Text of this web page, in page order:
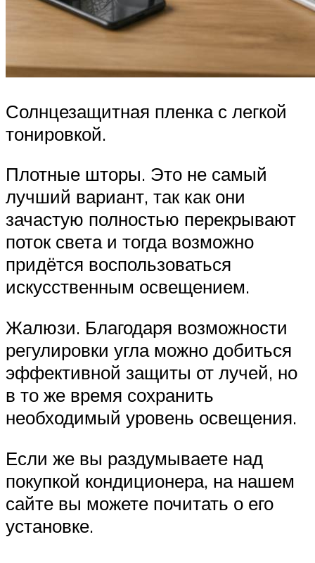
Солнцезащитная пленка с легкой
тонировкой.
Плотные шторы. Это не самый
лучший вариант, так как они
зачастую полностью перекрывают
поток света и тогда возможно
придётся воспользоваться
искусственным освещением.
Жалюзи. Благодаря возможности
регулировки угла можно добиться
эффективной защиты от лучей, но
в то же время сохранить
необходимый уровень освещения.
Если же вы раздумываете над
покупкой кондиционера, на нашем
сайте вы можете почитать о его
установке.